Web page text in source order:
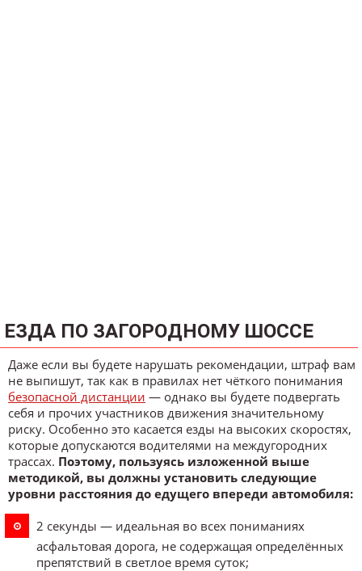
ЕЗДА ПО ЗАГОРОДНОМУ ШОССЕ
Даже если вы будете нарушать рекомендации, штраф вам
не выпишут, так как в правилах нет чёткого понимания
безопасной дистанции — однако вы будете подвергать
себя и прочих участников движения значительному
риску. Особенно это касается езды на высоких скоростях,
которые допускаются водителями на междугородних
трассах. Поэтому, пользуясь изложенной выше
методикой, вы должны установить следующие
уровни расстояния до едущего впереди автомобиля:
2 секунды — идеальная во всех пониманиях
асфальтовая дорога, не содержащая определённых
препятствий в светлое время суток;